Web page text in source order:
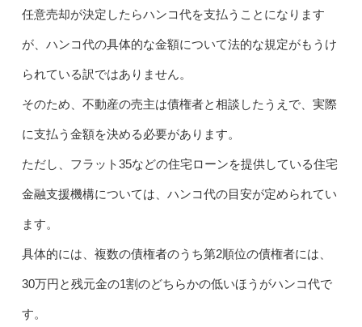
任意売却が決定したらハンコ代を支払うことになります
が、ハンコ代の具体的な金額について法的な規定がもうけ
られている訳ではありません。
そのため、不動産の売主は債権者と相談したうえで、実際
に支払う金額を決める必要があります。
ただし、フラット35などの住宅ローンを提供している住宅
金融支援機構については、ハンコ代の目安が定められてい
ます。
具体的には、複数の債権者のうち第2順位の債権者には、
30万円と残元金の1割のどちらかの低いほうがハンコ代で
す。